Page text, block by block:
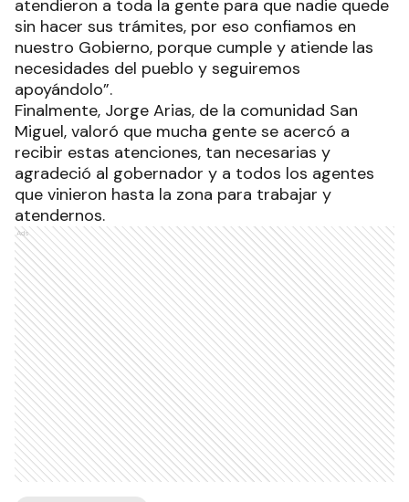
atendieron a toda la gente para que nadie quede
sin hacer sus trámites, por eso confiamos en
nuestro Gobierno, porque cumple y atiende las
necesidades del pueblo y seguiremos
apoyándolo”.
Finalmente, Jorge Arias, de la comunidad San
Miguel, valoró que mucha gente se acercó a
recibir estas atenciones, tan necesarias y
agradeció al gobernador y a todos los agentes
que vinieron hasta la zona para trabajar y
atendernos.
Ads